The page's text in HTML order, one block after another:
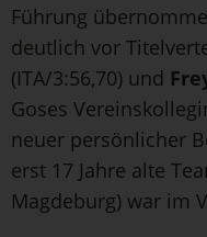
Führung
deutlich vor
(ITA/3:56,70) und
Goses
neuer persönlicher
erst 17 Jahre alte
Magdeburg) war im